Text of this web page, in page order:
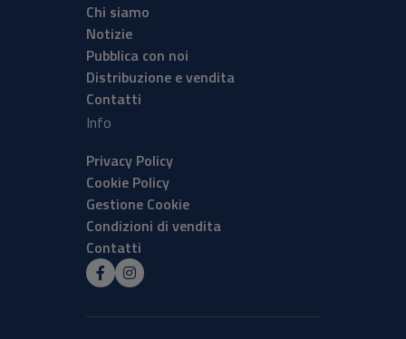
Chi siamo
Notizie
Pubblica con noi
Distribuzione e vendita
Contatti
Info
Privacy Policy
Cookie Policy
Gestione Cookie
Condizioni di vendita
Contatti